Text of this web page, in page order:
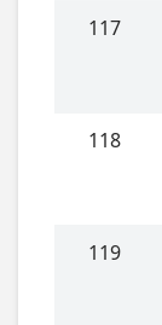
117
118
119